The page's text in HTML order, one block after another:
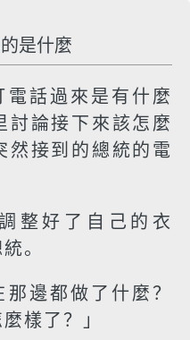
是什麼
電話過來是有什麼
討論接下來該怎麼
然接到的總統的電
整好了自己的衣
。
那邊都做了什麼？
樣了？」